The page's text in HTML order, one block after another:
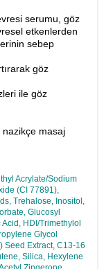
serumu, göz
etkenlerden
sebep
göz
ile göz
masaj
Acrylate/Sodium
(CI 77891),
Trehalose, Inositol,
Glucosyl
HDI/Trimethylol
Glycol
Seed Extract, C13-16
Silica, Hexylene